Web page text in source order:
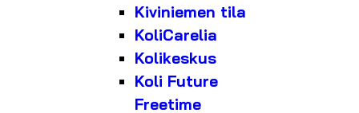
Kiviniemen tila
KoliCarelia
Kolikeskus
Koli Future
Freetime